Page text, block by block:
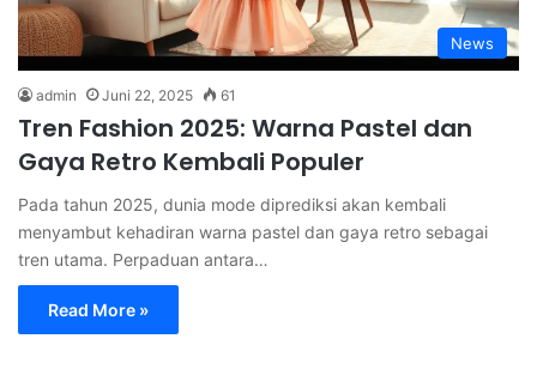
News
admin Juni 22, 2025 61
Tren Fashion 2025: Warna Pastel dan
Gaya Retro Kembali Populer
Pada tahun 2025, dunia mode diprediksi akan kembali
menyambut kehadiran warna pastel dan gaya retro sebagai
tren utama. Perpaduan antara…
Read More »